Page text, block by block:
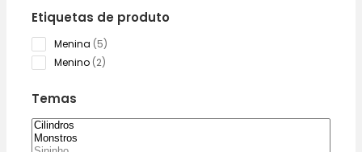
Etiquetas de produto
Menina 55
products
Menino 22
Temas